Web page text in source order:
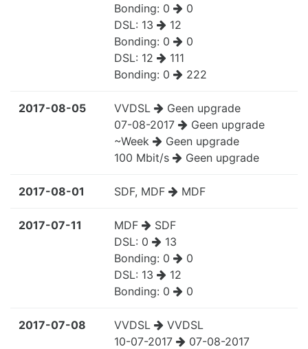
Bonding: 0
0
DSL: 13
12
Bonding: 0
0
DSL: 12
111
Bonding: 0 222
2017-08-05 VVDSL
Geen upgrade
07-08-2017
Geen upgrade
~Week
Geen upgrade
100 Mbit/s
Geen upgrade
2017-08-01 SDF, MDF MDF
2017-07-11 MDF
SDF
DSL: 0
13
Bonding: 0
0
DSL: 13
12
Bonding: 0 0
2017-07-08 VVDSL
VVDSL
10-07-2017
07-08-2017